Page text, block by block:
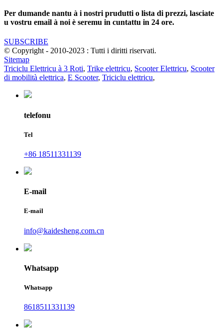
Per dumande nantu à i nostri prudutti o lista di prezzi, lasciate
u vostru email à noi è seremu in cuntattu in 24 ore.
SUBSCRIBE
© Copyright - 2010-2023 : Tutti i diritti riservati.
Sitemap
Triciclu Elettricu à 3 Roti, Trike elettricu, Scooter Elettricu, Scooter
di mobilità elettrica, E Scooter, Triciclu elettricu,
telefonu
Tel
+86 18511331139
E-mail
E-mail
info@kaidesheng.com.cn
Whatsapp
Whatsapp
8618511331139